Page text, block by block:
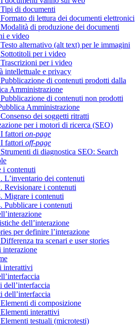
di documenti
di lettura dei documenti elettronici
di produzione dei documenti
e video
alternativo (alt text) per le immagini
per i video
per i video
intellettuale e privacy
di contenuti prodotti dalla
Amministrazione
di contenuti non prodotti
Amministrazione
dei soggetti ritratti
per i motori di ricerca (SEO)
fattori on-page
fattori off-page
di diagnostica SEO: Search
i contenuti
L’inventario dei contenuti
Revisionare i contenuti
Migrare i contenuti
Pubblicare i contenuti
dell’interazione
per definire l’interazione
tra scenari e user stories
interazione
interattivi
dell’interfaccia
dell’interfaccia
di composizione
interattivi
testuali (microtesti)